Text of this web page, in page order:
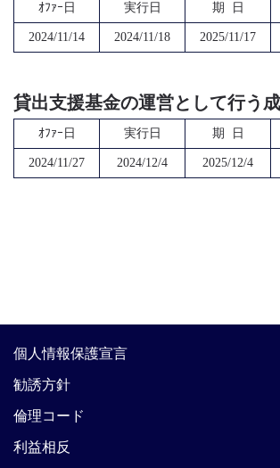
ｵﾌｧｰ日 実行日 期 日
2024/11/14 2024/11/18 2025/11/17
貸出支援基金の運営として行う
ｵﾌｧｰ日 実行日 期 日
2024/11/27 2024/12/4 2025/12/4
個人情報保護宣言
勧誘方針
倫理コード
利益相反